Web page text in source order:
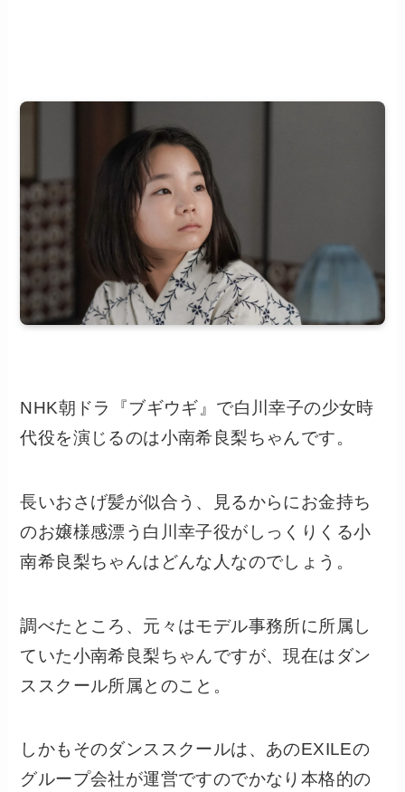
NHK朝ドラ『ブギウギ』で白川幸子の少女時
代役を演じるのは小南希良梨ちゃんです。
長いおさげ髪が似合う、見るからにお金持ち
のお嬢様感漂う白川幸子役がしっくりくる小
南希良梨ちゃんはどんな人なのでしょう。
調べたところ、元々はモデル事務所に所属し
ていた小南希良梨ちゃんですが、現在はダン
ススクール所属とのこと。
しかもそのダンススクールは、あのEXILEの
グループ会社が運営ですのでかなり本格的の